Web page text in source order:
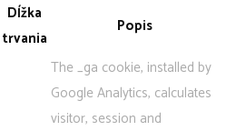
Dĺžka
trvania
Popis
The _ga cookie, installed by
Google Analytics, calculates
visitor, session and